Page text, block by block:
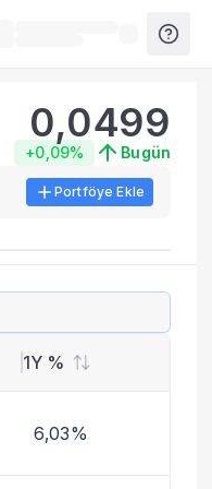
0,0499
+0,09% Bugün
Portföye Ekle
1Y %
6,03%